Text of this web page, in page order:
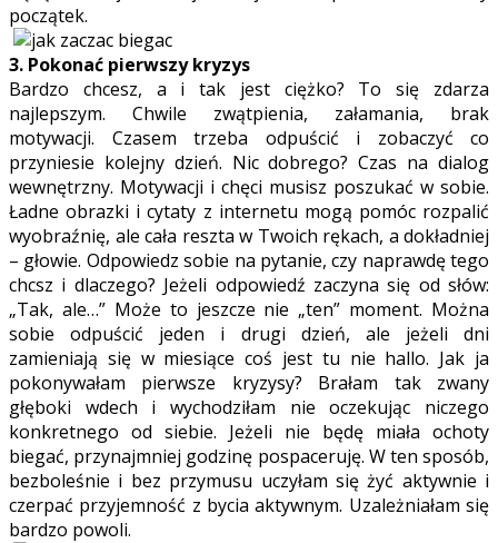
początek.
3. Pokonać pierwszy kryzys
Bardzo chcesz, a i tak jest ciężko? To się zdarza
najlepszym. Chwile zwątpienia, załamania, brak
motywacji. Czasem trzeba odpuścić i zobaczyć co
przyniesie kolejny dzień. Nic dobrego? Czas na dialog
wewnętrzny. Motywacji i chęci musisz poszukać w sobie.
Ładne obrazki i cytaty z internetu mogą pomóc rozpalić
wyobraźnię, ale cała reszta w Twoich rękach, a dokładniej
– głowie. Odpowiedz sobie na pytanie, czy naprawdę tego
chcsz i dlaczego? Jeżeli odpowiedź zaczyna się od słów:
„Tak, ale…” Może to jeszcze nie „ten” moment. Można
sobie odpuścić jeden i drugi dzień, ale jeżeli dni
zamieniają się w miesiące coś jest tu nie hallo. Jak ja
pokonywałam pierwsze kryzysy? Brałam tak zwany
głęboki wdech i wychodziłam nie oczekując niczego
konkretnego od siebie. Jeżeli nie będę miała ochoty
biegać, przynajmniej godzinę pospaceruję. W ten sposób,
bezboleśnie i bez przymusu uczyłam się żyć aktywnie i
czerpać przyjemność z bycia aktywnym. Uzależniałam się
bardzo powoli.